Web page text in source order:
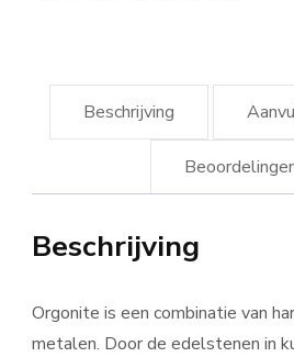
Beschrijving
Beschrijving
Orgonite is een combinatie van
metalen. Door de edelstenen in